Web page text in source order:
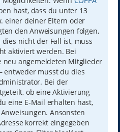
hast, dass du unter 13
einer deiner Eltern oder
den Anweisungen folgen,
nicht der Fall ist, muss
aktiviert werden. Bei
neu angemeldeten Mitglieder
entweder musst du dies
Bei der
ob eine Aktivierung
eine E-Mail erhalten hast,
Ansonsten
korrekt eingegeben